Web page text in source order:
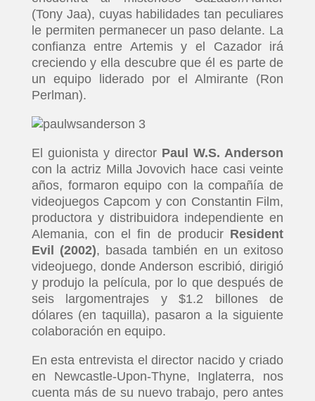
(Tony Jaa), cuyas habilidades tan peculiares
le permiten permanecer un paso delante. La
confianza entre Artemis y el Cazador irá
creciendo y ella descubre que él es parte de
un equipo liderado por el Almirante (Ron
Perlman).
El guionista y director Paul W.S. Anderson
con la actriz Milla Jovovich hace casi veinte
años, formaron equipo con la compañía de
videojuegos Capcom y con Constantin Film,
productora y distribuidora independiente en
Alemania, con el fin de producir Resident
Evil (2002), basada también en un exitoso
videojuego, donde Anderson escribió, dirigió
y produjo la película, por lo que después de
seis largomentrajes y $1.2 billones de
dólares (en taquilla), pasaron a la siguiente
colaboración en equipo.
En esta entrevista el director nacido y criado
en Newcastle-Upon-Thyne, Inglaterra, nos
cuenta más de su nuevo trabajo, pero antes